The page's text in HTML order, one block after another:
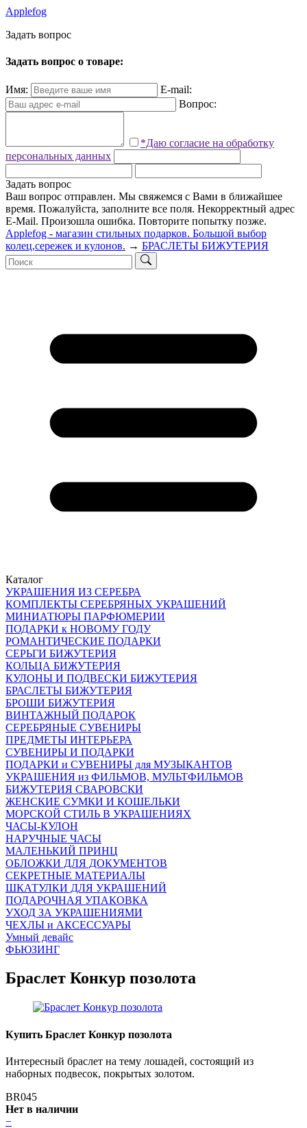
Applefog
Задать вопрос
Задать вопрос о товаре:
Имя:
E-mail:
Вопрос:
*Даю согласие на обработку
персональных данных
Задать вопрос
Ваш вопрос отправлен. Мы свяжемся с Вами в ближайшее
время. Пожалуйста, заполните все поля. Некорректный адрес
E-Mail. Произошла ошибка. Повторите попытку позже.
Applefog - магазин стильных подарков. Большой выбор
колец,сережек и кулонов. → БРАСЛЕТЫ БИЖУТЕРИЯ
Каталог
УКРАШЕНИЯ ИЗ СЕРЕБРА
КОМПЛЕКТЫ СЕРЕБРЯНЫХ УКРАШЕНИЙ
МИНИАТЮРЫ ПАРФЮМЕРИИ
ПОДАРКИ к НОВОМУ ГОДУ
РОМАНТИЧЕСКИЕ ПОДАРКИ
СЕРЬГИ БИЖУТЕРИЯ
КОЛЬЦА БИЖУТЕРИЯ
КУЛОНЫ И ПОДВЕСКИ БИЖУТЕРИЯ
БРАСЛЕТЫ БИЖУТЕРИЯ
БРОШИ БИЖУТЕРИЯ
ВИНТАЖНЫЙ ПОДАРОК
СЕРЕБРЯНЫЕ СУВЕНИРЫ
ПРЕДМЕТЫ ИНТЕРЬЕРА
СУВЕНИРЫ И ПОДАРКИ
ПОДАРКИ и СУВЕНИРЫ для МУЗЫКАНТОВ
УКРАШЕНИЯ из ФИЛЬМОВ, МУЛЬТФИЛЬМОВ
БИЖУТЕРИЯ СВАРОВСКИ
ЖЕНСКИЕ СУМКИ И КОШЕЛЬКИ
МОРСКОЙ СТИЛЬ В УКРАШЕНИЯХ
ЧАСЫ-КУЛОН
НАРУЧНЫЕ ЧАСЫ
МАЛЕНЬКИЙ ПРИНЦ
ОБЛОЖКИ ДЛЯ ДОКУМЕНТОВ
СЕКРЕТНЫЕ МАТЕРИАЛЫ
ШКАТУЛКИ ДЛЯ УКРАШЕНИЙ
ПОДАРОЧНАЯ УПАКОВКА
УХОД ЗА УКРАШЕНИЯМИ
ЧEХЛЫ и АКСЕССУАРЫ
Умный девайс
ФЬЮЗИНГ
Браслет Конкур позолота
Купить Браслет Конкур позолота
Интересный браслет на тему лошадей, состоящий из
наборных подвесок, покрытых золотом.
BR045
Нет в наличии
−